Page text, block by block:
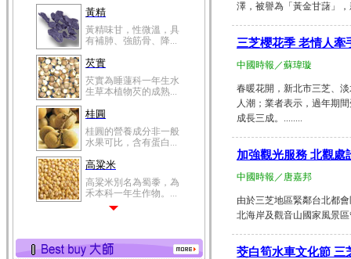
黃精
黃精味甘，性微溫，具
有補肺、強筋骨、降...
芡實
芡實為睡蓮科一年生水
生草本植物芡的成熟...
桂圓
桂圓的營養成分非一般
水果可比，含有蛋白...
高粱米
高粱米別名為蜀黍，為
禾本科一年生作物。...
有蛋白質、脂肪、磷...
澤，被譽為「黃金甘藷」
三芝櫻花季 老情人牽
中國時報／蘇瑋璇
春暖花開，新北市三芝、
人潮；業者表示，過年期
成長三成。........
加強觀光服務 北觀處
中國時報／唐嘉邦
由於三芝地區緊鄰台北都
北海岸及觀音山國家風景
茭白筍水車文化節 三